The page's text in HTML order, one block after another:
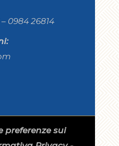
0984 26814
preferenze sui